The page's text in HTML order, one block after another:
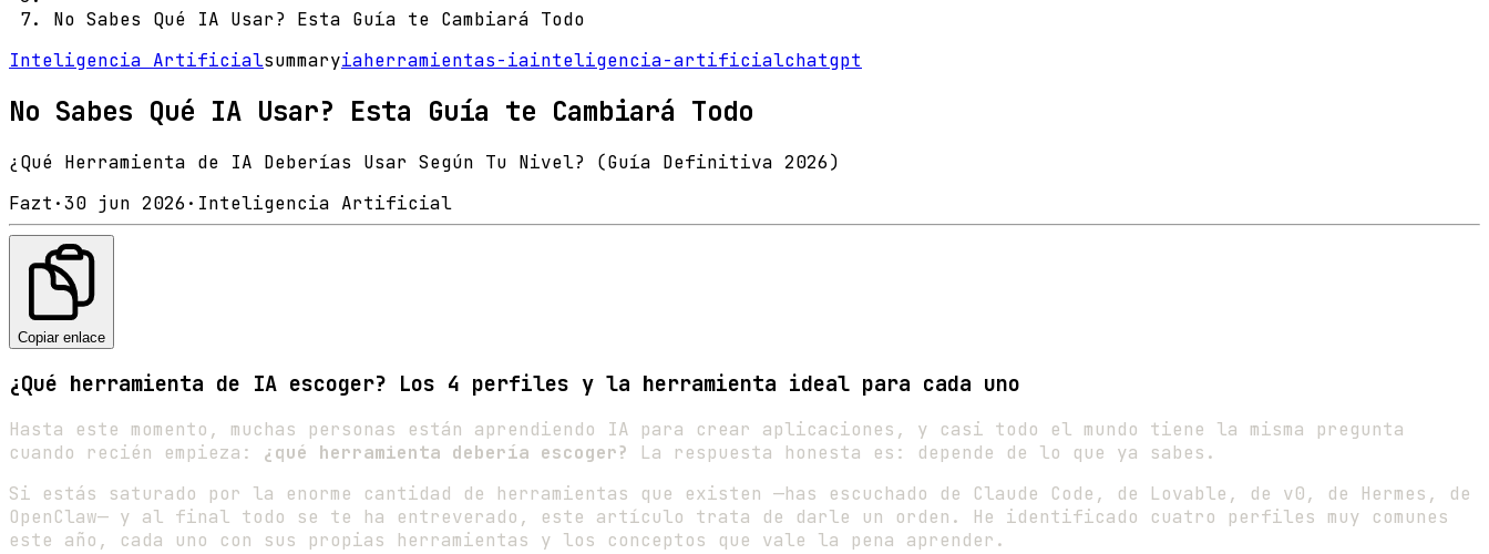
No Sabes Qué IA Usar? Esta Guía te Cambiará Todo
Inteligencia Artificialsummaryiaherramientas-iainteligencia-artificialchatgpt
No Sabes Qué IA Usar? Esta Guía te Cambiará Todo
¿Qué Herramienta de IA Deberías Usar Según Tu Nivel? (Guía Definitiva 2026)
Fazt ·30 jun 2026· Inteligencia Artificial
Copiar enlace
¿Qué herramienta de IA escoger? Los 4 perfiles y la herramienta ideal para cada uno
Hasta este momento, muchas personas están aprendiendo IA para crear aplicaciones, y casi todo el mundo tiene la misma pregunta
cuando recién empieza: ¿qué herramienta debería escoger?
La respuesta honesta es: depende de lo que ya sabes.
Si estás saturado por la enorme cantidad de herramientas que existen —has escuchado de Claude Code, de Lovable, de v0, de Hermes, de
OpenClaw— y al final todo se te ha entreverado, este artículo trata de darle un orden. He identificado cuatro perfiles muy comunes
este año, cada uno con sus propias herramientas y los conceptos que vale la pena aprender.